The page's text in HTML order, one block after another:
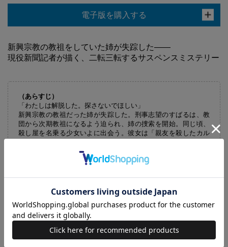
電子版を購入する
新興宗教の教祖をしていた姉が失踪した――
現役新聞記者が描く、二転三転するサスペンスミステリー
（あらすじ）
「わたしは解脱した。探さないでほしい」
新興宗教の教祖だった姉が失踪した。刑事志望のすばるは、教
団から次期教祖になるよう迫られ、姉の捜索を開始。同じ頃、
殺し屋を名乗る少女いよに出会う。彼女は「親友を殺したカル
両親、姉の失踪、いよの親友の不審死、次々と電車に飛び込む
信徒たち……。二人は教団の闇に迫っていく！
【あわせ買い時の配送について】
予約商品と他商品を同時にお求めの場合、最も発売日の遅い商品に合わ
せての一括配送となります。
ご注意ください。別々の配送をご希望の場合は、お手数をおかけします